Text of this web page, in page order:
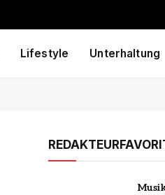
Lifestyle Unterhaltung